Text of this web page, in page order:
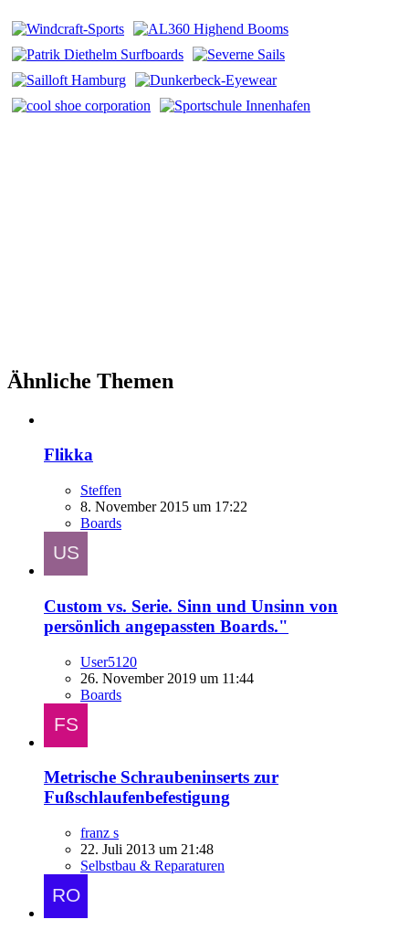
Ähnliche Themen
Flikka
Steffen
8. November 2015 um 17:22
Boards
Custom vs. Serie. Sinn und Unsinn von
persönlich angepassten Boards."
User5120
26. November 2019 um 11:44
Boards
Metrische Schraubeninserts zur
Fußschlaufenbefestigung
franz s
22. Juli 2013 um 21:48
Selbstbau & Reparaturen